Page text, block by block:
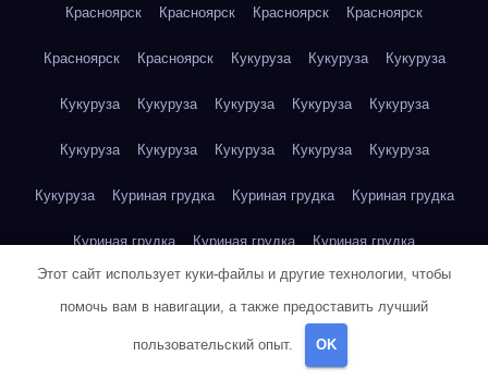
Красноярск Красноярск Красноярск Красноярск
Красноярск Красноярск Кукуруза Кукуруза Кукуруза
Кукуруза Кукуруза Кукуруза Кукуруза Кукуруза
Кукуруза Кукуруза Кукуруза Кукуруза Кукуруза
Кукуруза Куриная грудка Куриная грудка Куриная грудка
Куриная грудка Куриная грудка Куриная грудка
Куриная грудка Куриная грудка
Этот сайт использует куки-файлы и другие технологии, чтобы
помочь вам в навигации, а также предоставить лучший
пользовательский опыт. OK